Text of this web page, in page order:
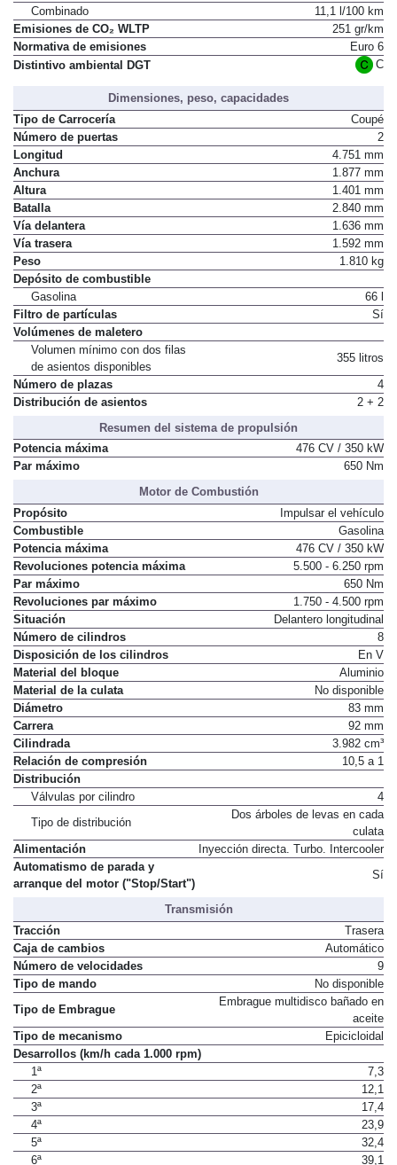
Consumo WLTP
Combinado
11,1 l/100 km
Emisiones de CO₂ WLTP
251 gr/km
Normativa de emisiones
Euro 6
Dimensiones, peso, capacidades
Tipo de Carrocería
Coupé
Número de puertas
2
Longitud
4.751 mm
Anchura
1.877 mm
Altura
1.401 mm
Batalla
2.840 mm
Vía delantera
1.636 mm
Vía trasera
1.592 mm
Peso
Depósito de combustible
Gasolina
66 l
Filtro de partículas
Volúmenes de maletero
Volumen mínimo con dos filas
de asientos disponibles
Número de plazas
4
Resumen del sistema de propulsión
Potencia máxima
476 CV / 350 kW
Motor de Combustión
Propósito
Impulsar el vehículo
Combustible
Gasolina
Potencia máxima
476 CV / 350 kW
Revoluciones potencia máxima
5.500 - 6.250 rpm
Par máximo
650 Nm
Revoluciones par máximo
1.750 - 4.500 rpm
Situación
Delantero longitudinal
Número de cilindros
8
Disposición de los cilindros
En V
Material del bloque
Aluminio
Material de la culata
No disponible
Diámetro
83 mm
Carrera
92 mm
Cilindrada
3.982 cm³
Relación de compresión
Distribución
4
Tipo de distribución
Dos árboles de levas en cada
culata
Alimentación
Automatismo de parada y
Transmisión
Tracción
Trasera
Caja de cambios
Automático
Número de velocidades
9
No disponible
Tipo de Embrague
Embrague multidisco bañado en
aceite
Tipo de mecanismo
Desarrollos (km/h cada 1.000 rpm)
1ª
7,3
2ª
12,1
3ª
17,4
4ª
23,9
5ª
32,4